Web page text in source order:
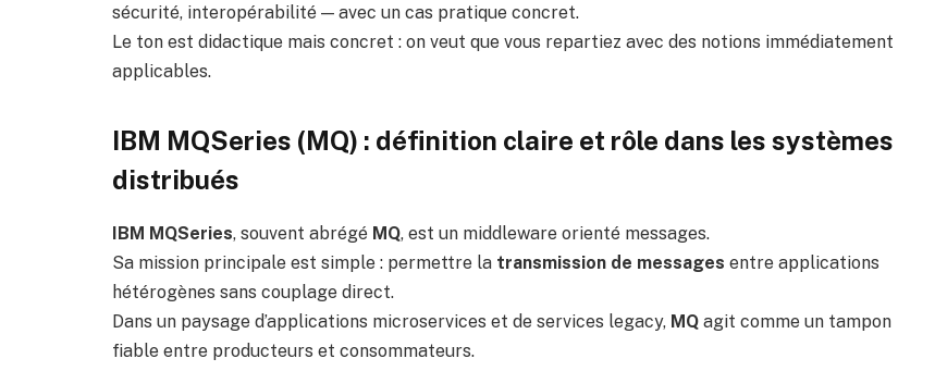
sécurité, interopérabilité — avec un cas pratique concret.
Le ton est didactique mais concret : on veut que vous repartiez avec des notions immédiatement
applicables.
IBM MQSeries (MQ) : définition claire et rôle dans les systèmes
distribués
IBM MQSeries, souvent abrégé MQ, est un middleware orienté messages.
Sa mission principale est simple : permettre la transmission de messages entre applications
hétérogènes sans couplage direct.
Dans un paysage d’applications microservices et de services legacy, MQ agit comme un tampon
fiable entre producteurs et consommateurs.